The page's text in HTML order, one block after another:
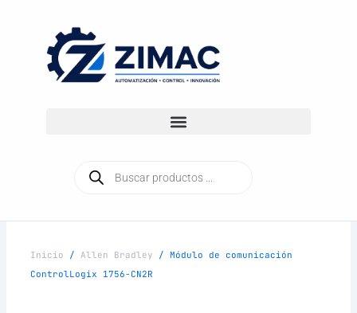
contenido
productos
Inicio / Allen Bradley / Módulo de comunicación
ControlLogix 1756-CN2R